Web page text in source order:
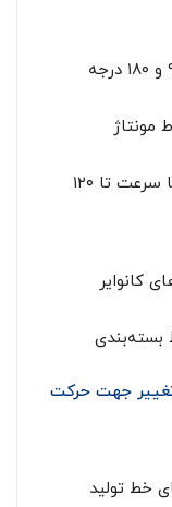
سیستم‌های دسته‌بندی محصولات با سرعت تا ۱۲۰
کانوایر
بسته‌بندی
جهت حرکت
خط تولید